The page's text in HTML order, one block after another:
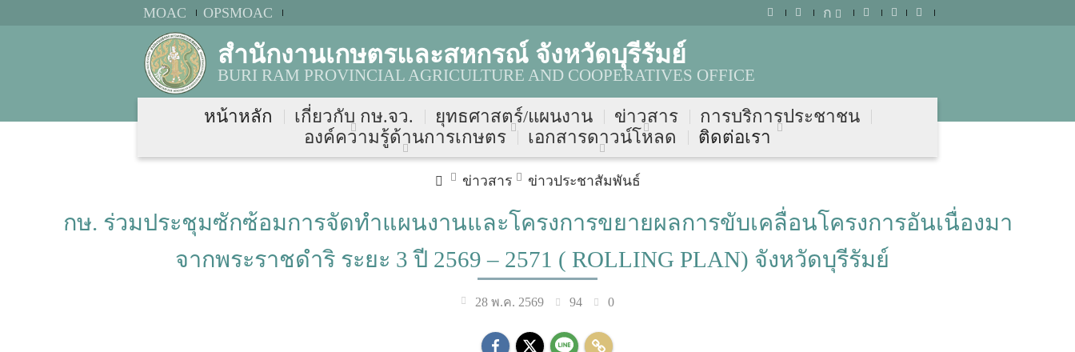
MOAC OPSMOAC ก
สำนักงานเกษตรและสหกรณ์ จังหวัดบุรีรัมย์
BURI RAM PROVINCIAL AGRICULTURE AND COOPERATIVES OFFICE
หน้าหลัก เกี่ยวกับ กษ.จว. ยุทธศาสตร์/แผนงาน ข่าวสาร
การบริการประชาชน
องค์ความรู้ด้านการเกษตร
เอกสารดาวน์โหลด ติดต่อเรา
ข่าวสาร ข่าวประชาสัมพันธ์
กษ. ร่วมประชุมซักซ้อมการจัดทำแผนงานและโครงการขยายผลการขับเคลื่อนโครงการอันเนื่องมา
จากพระราชดำริ ระยะ 3 ปี 2569 – 2571 ( ROLLING PLAN) จังหวัดบุรีรัมย์
28 พ.ค. 2569 94 0